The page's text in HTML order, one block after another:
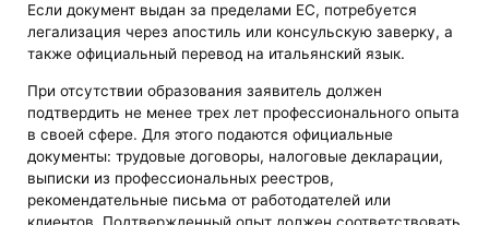
Если документ выдан за пределами ЕС, потребуется
легализация через апостиль или консульскую заверку, а
также официальный перевод на итальянский язык.
При отсутствии образования заявитель должен
подтвердить не менее трех лет профессионального опыта
в своей сфере. Для этого подаются официальные
документы: трудовые договоры, налоговые декларации,
выписки из профессиональных реестров,
рекомендательные письма от работодателей или